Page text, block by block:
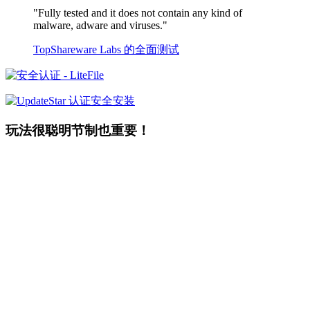
"Fully tested and it does not contain any kind of
malware, adware and viruses."
TopShareware Labs 的全面测试
玩法很聪明节制也重要！